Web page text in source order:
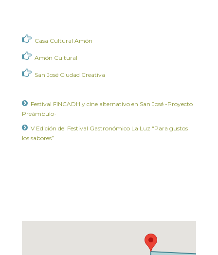
Casa Cultural Amón
Amón Cultural
San José Ciudad Creativa
Festival FINCADH y cine alternativo en San José -Proyecto
Preámbulo-
V Edición del Festival Gastronómico La Luz “Para gustos
los sabores”